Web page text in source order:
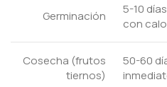
Germinación
5-10
con
Cosecha (frutos
tiernos)
50-60